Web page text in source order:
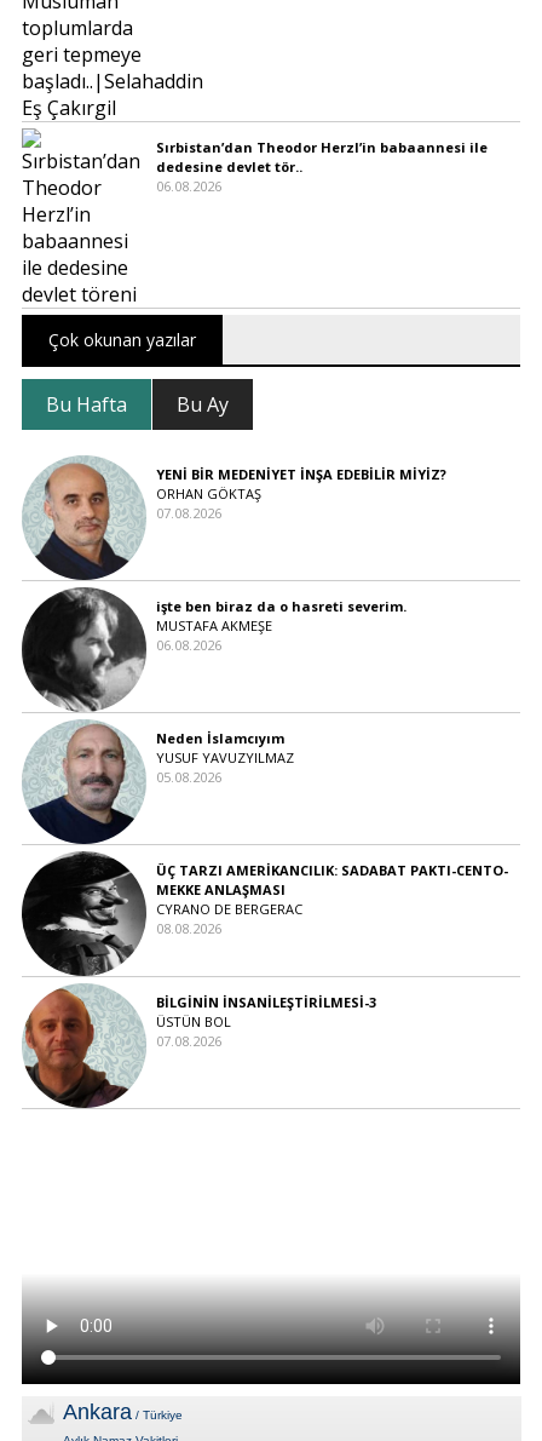
Sırbistan’dan Theodor Herzl’in babaannesi ile
dedesine devlet tör..
06.08.2026
Çok okunan yazılar
Bu Hafta Bu Ay
YENİ BİR MEDENİYET İNŞA EDEBİLİR MİYİZ?
ORHAN GÖKTAŞ
07.08.2026
işte ben biraz da o hasreti severim.
MUSTAFA AKMEŞE
06.08.2026
Neden İslamcıyım
YUSUF YAVUZYILMAZ
05.08.2026
ÜÇ TARZI AMERİKANCILIK: SADABAT PAKTI-CENTO-
MEKKE ANLAŞMASI
CYRANO DE BERGERAC
08.08.2026
BİLGİNİN İNSANİLEŞTİRİLMESİ-3
ÜSTÜN BOL
07.08.2026